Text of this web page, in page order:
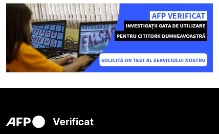
Verificat